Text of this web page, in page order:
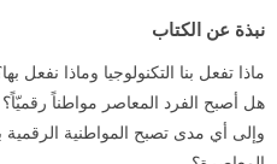
نبذة عن الكتاب
ماذا تفعل بنا التكنولوجيا وماذا نفعل
هل أصبح الفرد المعاصر مواطناً رقميّاً؟
وإلى أي مدى تصبح المواطنية الرقمية